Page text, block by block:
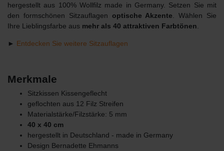
hergestellt aus 100% Wollfilz made in Germany. Setzen Sie mit
den formschönen Sitzauflagen optische Akzente . Wählen Sie
Ihre Lieblingsfarbe aus mehr als 40 attraktiven Farbtönen
► Entdecken Sie weitere Sitzauflagen
Merkmale
Sitzkissen Kissengeflecht
geflochten aus 12 Filz Streifen
Materialstärke/Filzstärke: 5 mm
40 x 40 cm
hergestellt in Deutschland - made in Germany
Design Bernadette Ehmanns